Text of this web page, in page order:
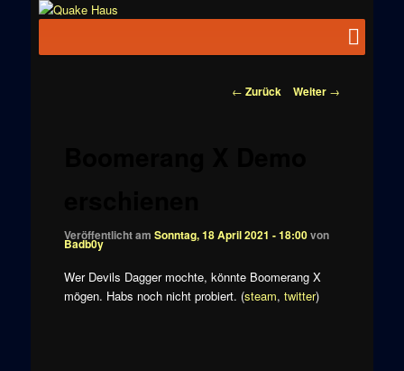
News zu
Beitragsnavigation
← Zurück Weiter →
Veröffentlicht am Sonntag, 18 April 2021 - 18:00von
Badb0y
Wer Devils Dagger mochte, könnte Boomerang X
mögen. Habs noch nicht probiert. (steam, twitter)